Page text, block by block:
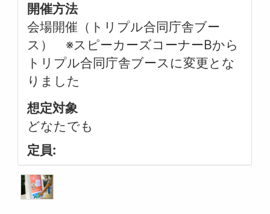
開催方法
会場開催（トリプル合同庁舎ブー
ス） ※スピーカーズコーナーBから
トリプル合同庁舎ブースに変更とな
りました
想定対象
どなたでも
定員: